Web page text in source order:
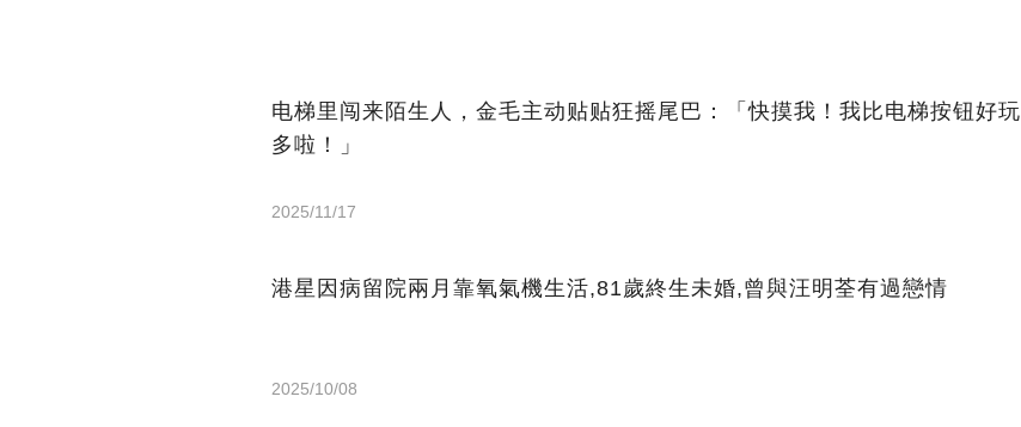
电梯里闯来陌生人，金毛主动贴贴狂摇尾巴：「快摸我！我比电梯按钮好玩
多啦！」
2025/11/17
港星因病留院兩月靠氧氣機生活,81歲終生未婚,曾與汪明荃有過戀情
2025/10/08